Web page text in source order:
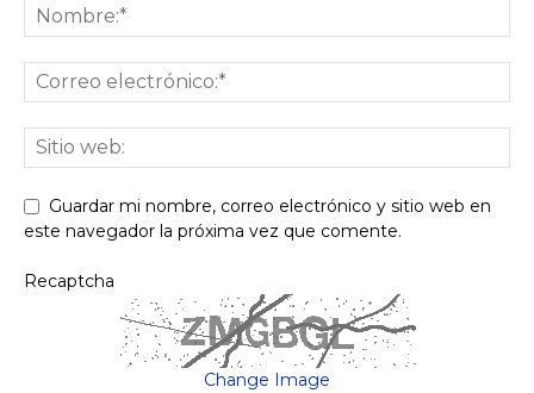
Guardar mi nombre, correo electrónico y sitio web en
este navegador la próxima vez que comente.
Recaptcha
Change Image